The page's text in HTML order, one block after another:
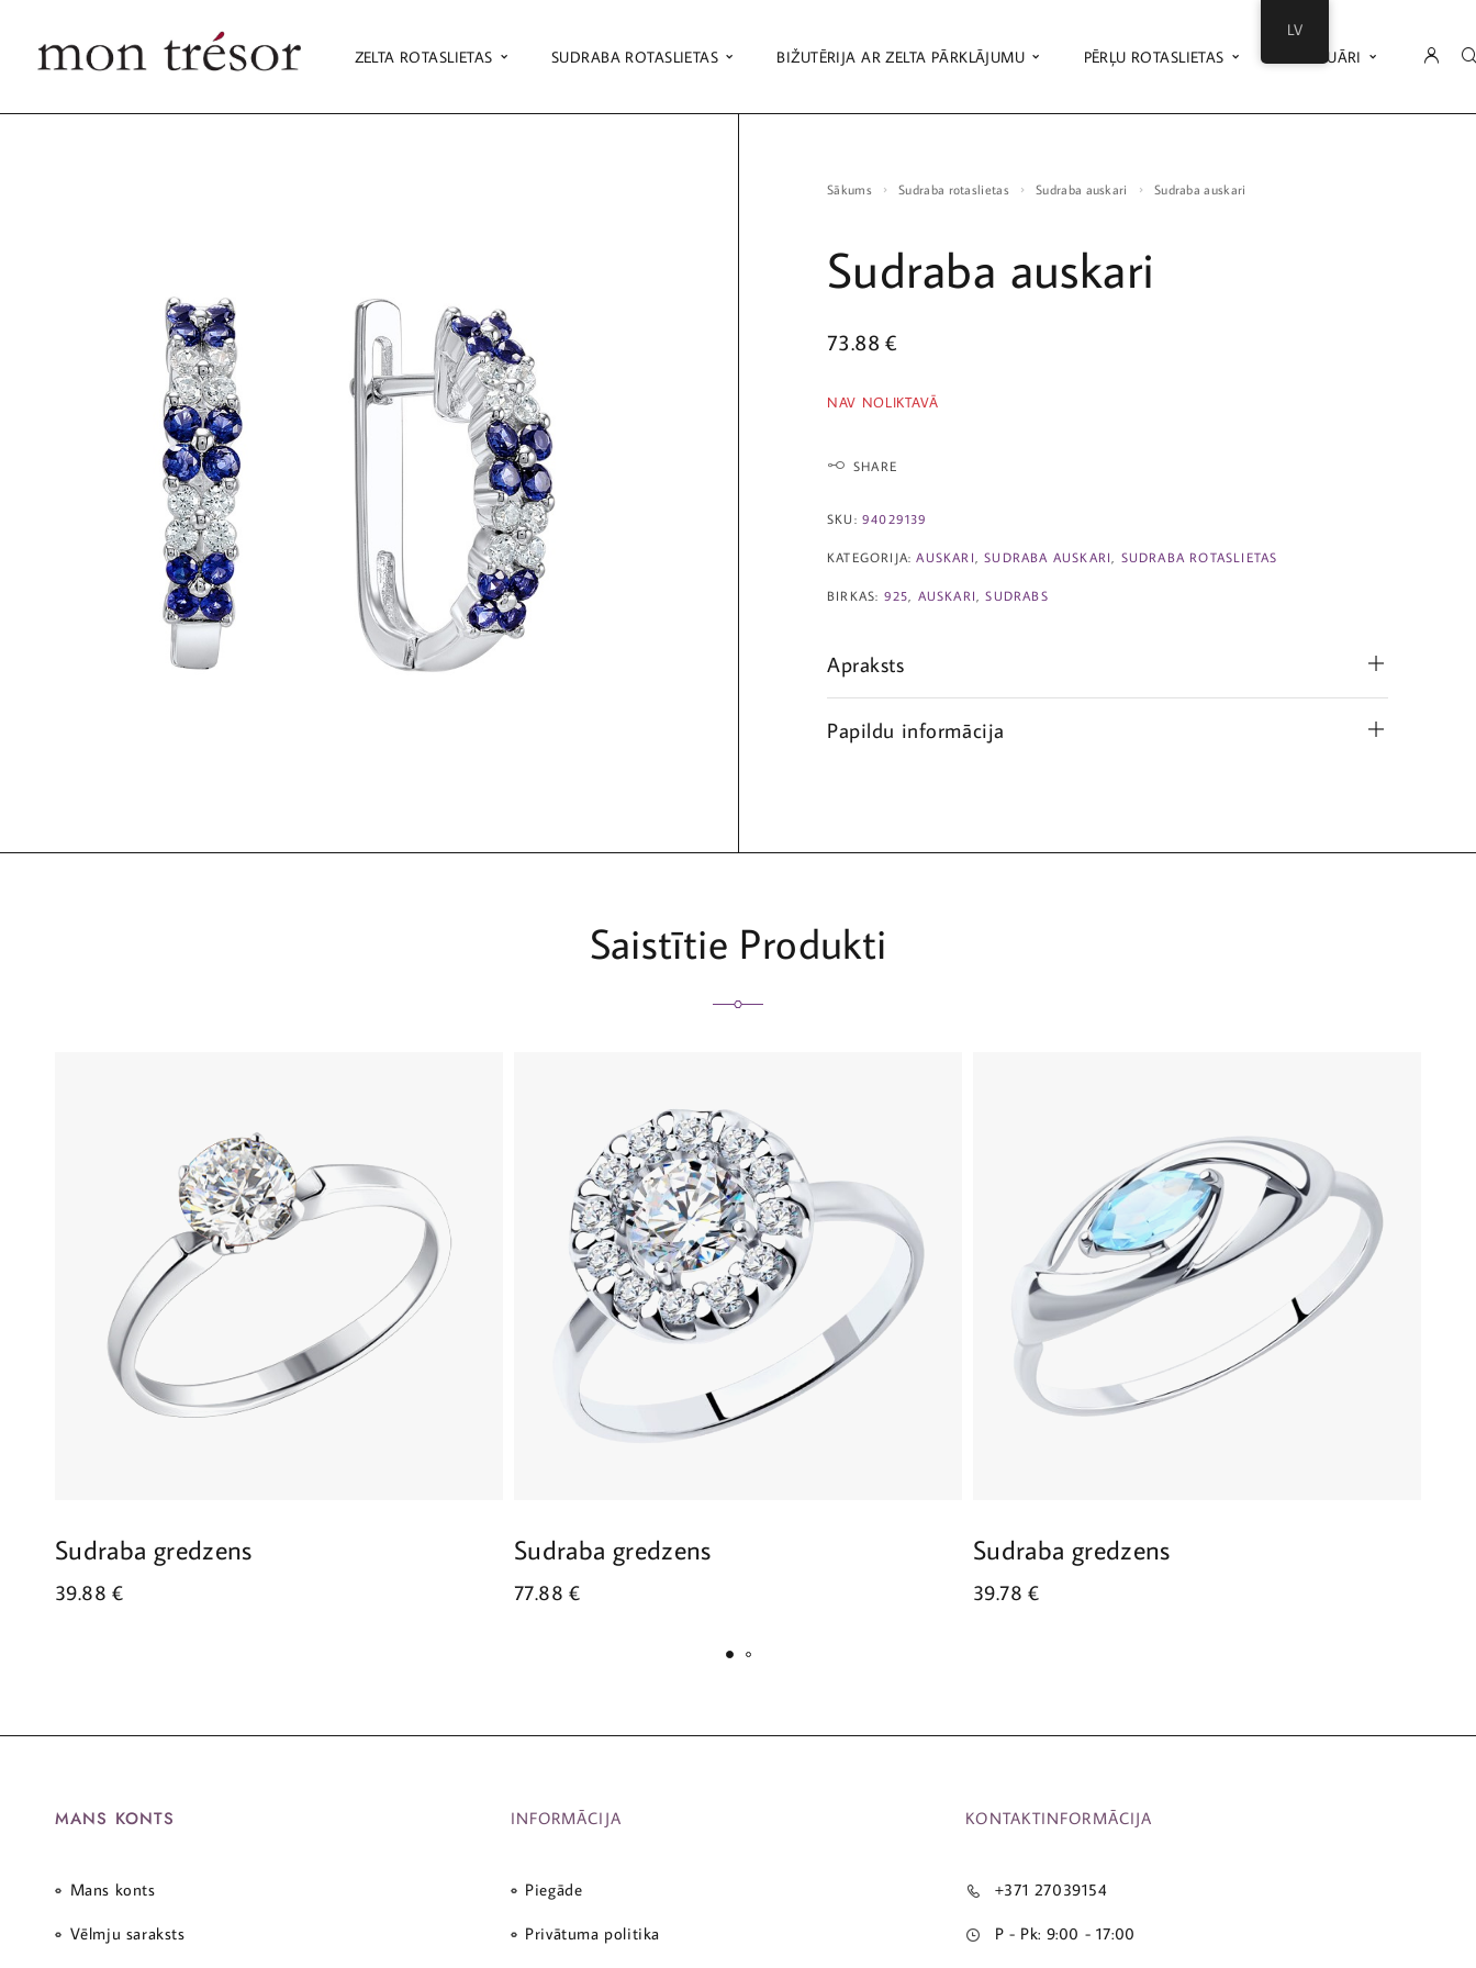
ZELTA ROTASLIETAS SUDRABA ROTASLIETAS BIŽUTĒRIJA AR ZELTA PĀRKLĀJUMU PĒRĻU ROTASLIETAS AKSESUĀRI
Sākums Sudraba rotaslietas Sudraba auskari Sudraba auskari
Sudraba auskari
73.88€
NAV NOLIKTAVĀ
SHARE
SKU: 94029139
KATEGORIJA:AUSKARI ,SUDRABA AUSKARI SUDRABA ROTASLIETAS
BIRKAS: 925 AUSKARI ,SUDRABS
Apraksts
Papildu informācija
Saistītie Produkti
Sudraba gredzens
39.88€
Sudraba gredzens
77.88€
Sudraba gredzens
39.78€
MANS KONTS
Mans konts
Vēlmju saraksts
INFORMĀCIJA
Piegāde
Privātuma politika
KONTAKTINFORMĀCIJA
+371 27039154
P - Pk: 9:00 - 17:00
LV